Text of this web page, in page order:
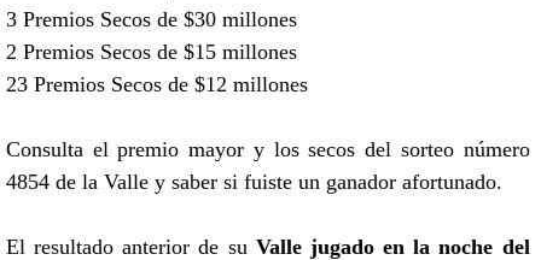
3 Premios Secos de $30 millones
2 Premios Secos de $15 millones
23 Premios Secos de $12 millones
Consulta el premio mayor y los secos del sorteo número
4854 de la Valle y saber si fuiste un ganador afortunado.
El resultado anterior de su Valle jugado en la noche del